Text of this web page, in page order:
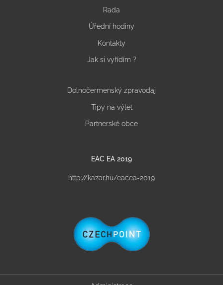
Rada
Úřední hodiny
Kontakty
Jak si vyřídím ?
Dolnočermenský zpravodaj
Tipy na výlet
Partnerské obce
EAC EA 2019
http://kazar.hu/eacea-2019